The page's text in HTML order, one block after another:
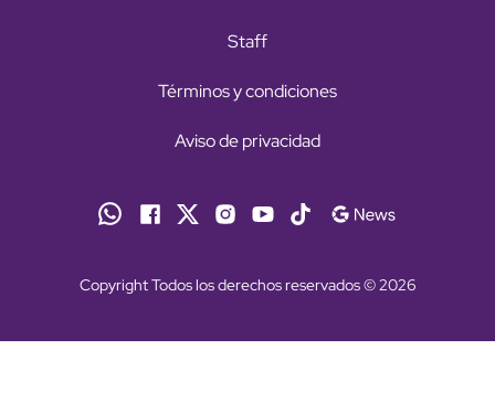
Staff
Términos y condiciones
Aviso de privacidad
Copyright Todos los derechos reservados © 2026